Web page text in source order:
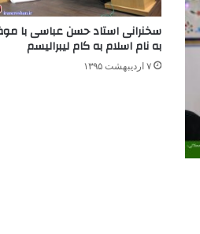
سخنرانی استاد حسن عباسی با
به نام اسلام به کام لیبرالیسم
۷ اردیبهشت ۱۳۹۵